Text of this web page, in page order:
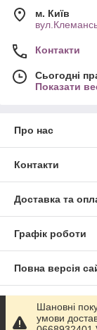
м. Київ
Контакти
Сьогодні
Показати
Про нас
Контакти
Доставка та
Графік роботи
Повна версія
Сайт створено
Шановні
умови